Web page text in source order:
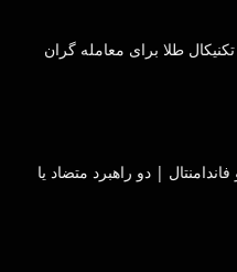
طلا برای معامله گران
| دو راهبرد متضاد یا